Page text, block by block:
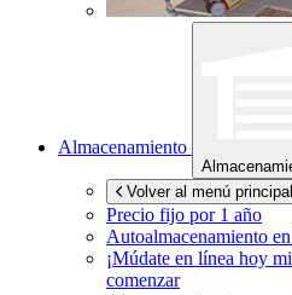
Almacenamiento
Volver al menú principal
Precio fijo por 1 año
Autoalmacenamiento en
¡Múdate en línea hoy
comenzar